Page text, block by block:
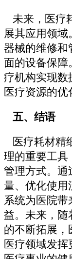
未来，医疗
展其应用领
器械的维修和
面的设备保障
疗机构实现数
医疗资源的优
五、结语
医疗耗材精
理的重要工具
管理方式。通
量、优化使用
系统为医院
益。未来，随
的不断拓展，
医疗领域发